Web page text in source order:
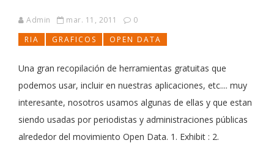
Admin mar. 11, 2011
0
RIA
GRAFICOS OPEN DATA
Una gran recopilación de herramientas gratuitas que
podemos usar, incluir en nuestras aplicaciones, etc.... muy
interesante, nosotros usamos algunas de ellas y que estan
siendo usadas por periodistas y administraciones públicas
alrededor del movimiento Open Data. 1. Exhibit : 2.